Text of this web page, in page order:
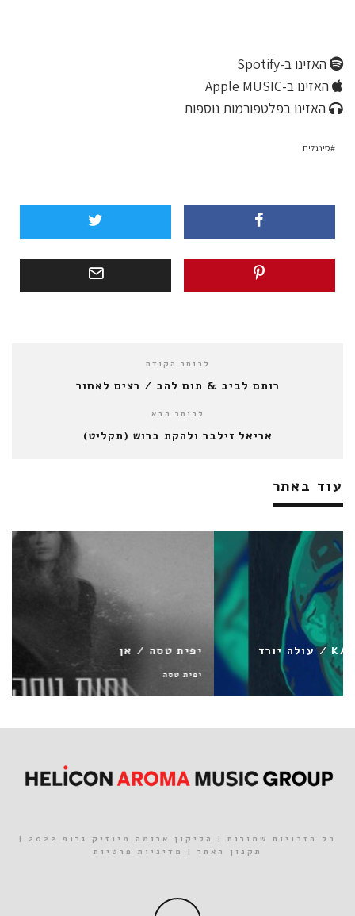
האזינו ב-Spotify
האזינו ב-Apple MUSIC
האזינו בפלטפורמות נוספות
סינגלים
לכותר הקודם
רותם לביב & תום להב / רצים לאחור
לכותר הבא
אריאל זילבר ולהקת ברוש (תקליט)
עוד באתר
יפית טסה / אן
יפית טסה
כל הזכויות שמורות | הליקון ארומה מיוזיק גרופ 2022 |
תקנון האתר | מדיניות פרטיות